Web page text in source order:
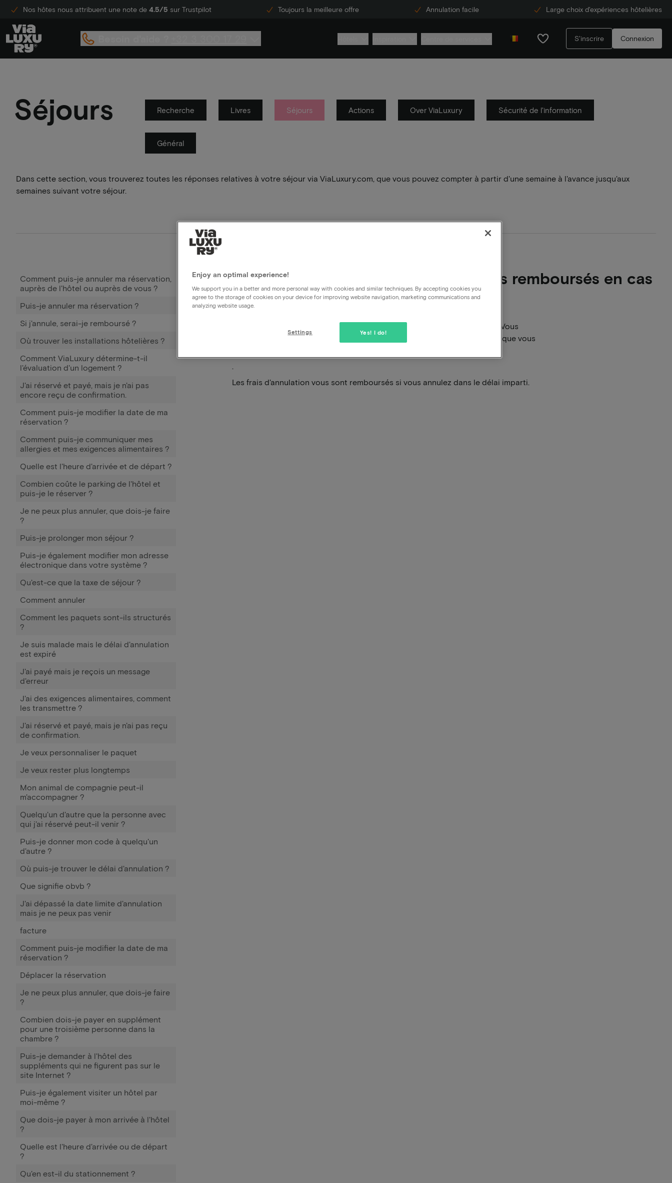
Nos hôtes nous attribuent une note de 4.5/5 sur Trustpilot Toujours la meilleure offre Annulation facile Large choix d'expériences hôtelières
S'inscrire Connexion
Séjours Recherche Livres Séjours Actions Over ViaLuxury Sécurité de l'information
Général
Dans cette section, vous trouverez toutes les réponses relatives à votre séjour via ViaLuxury.com, que vous pouvez compter à partir d'une semaine à l'avance jusqu'aux
semaines suivant votre séjour.
Comment puis-je annuler ma réservation,
auprès de l'hôtel ou auprès de vous ?
Puis-je annuler ma réservation ?
Si j'annule, serai-je remboursé ?
Où trouver les installations hôtelières ?
Comment ViaLuxury détermine-t-il
l'évaluation d'un logement ?
J'ai réservé et payé, mais je n'ai pas
encore reçu de confirmation.
Comment puis-je modifier la date de ma
réservation ?
Comment puis-je communiquer mes
allergies et mes exigences alimentaires ?
Quelle est l'heure d'arrivée et de départ ?
Combien coûte le parking de l'hôtel et
puis-je le réserver ?
Je ne peux plus annuler, que dois-je faire
?
Puis-je prolonger mon séjour ?
Puis-je également modifier mon adresse
électronique dans votre système ?
Qu'est-ce que la taxe de séjour ?
Comment annuler
Comment les paquets sont-ils structurés
?
Je suis malade mais le délai d'annulation
est expiré
J'ai payé mais je reçois un message
d'erreur
J'ai des exigences alimentaires, comment
les transmettre ?
J'ai réservé et payé, mais je n'ai pas reçu
de confirmation.
Je veux personnaliser le paquet
Je veux rester plus longtemps
Mon animal de compagnie peut-il
m'accompagner ?
Quelqu'un d'autre que la personne avec
qui j'ai réservé peut-il venir ?
Puis-je donner mon code à quelqu'un
d'autre ?
Où puis-je trouver le délai d'annulation ?
Que signifie obvb ?
J'ai dépassé la date limite d'annulation
mais je ne peux pas venir
facture
Comment puis-je modifier la date de ma
réservation ?
Déplacer la réservation
Je ne peux plus annuler, que dois-je faire
?
Combien dois-je payer en supplément
pour une troisième personne dans la
chambre ?
Puis-je demander à l'hôtel des
suppléments qui ne figurent pas sur le
site Internet ?
Puis-je également visiter un hôtel par
moi-même ?
Que dois-je payer à mon arrivée à l'hôtel
?
Quelle est l'heure d'arrivée ou de départ
?
Qu'en est-il du stationnement ?
Les frais de réservation me seront-ils remboursés en cas
d'annulation ?
Vous recevrez un bon pour les frais de réservation lorsque vous annulez. Vous
pouvez utiliser ce bon directement pour la nouvelle réservation, de sorte que vous
Les frais d'annulation vous sont remboursés si vous annulez dans le délai imparti.
Enjoy an optimal experience!
We support you in a better and more personal way with cookies and similar techniques. By accepting cookies you
agree to the storage of cookies on your device for improving website navigation, marketing communications and
analyzing website usage.
Yes! I do!
Settings